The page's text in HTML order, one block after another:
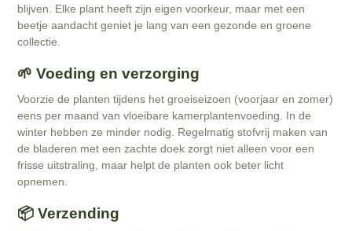
blijven. Elke plant heeft zijn eigen voorkeur, maar met een
beetje aandacht geniet je lang van een gezonde en groene
collectie.
🌱 Voeding en verzorging
Voorzie de planten tijdens het groeiseizoen (voorjaar en zomer)
eens per maand van vloeibare kamerplantenvoeding. In de
winter hebben ze minder nodig. Regelmatig stofvrij maken van
de bladeren met een zachte doek zorgt niet alleen voor een
frisse uitstraling, maar helpt de planten ook beter licht
opnemen.
📦 Verzending